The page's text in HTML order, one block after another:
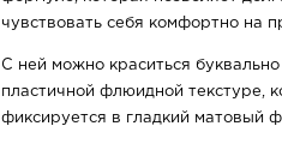
чувствовать себя комфортно на
С ней можно краситься буквально
пластичной флюидной текстуре,
фиксируется в гладкий матовый